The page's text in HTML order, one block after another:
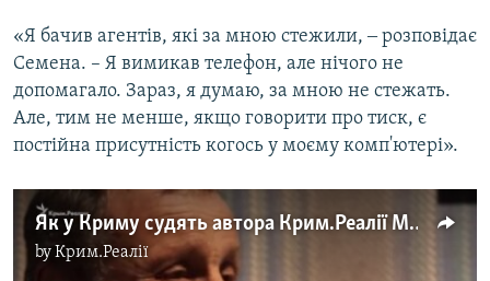
«Я бачив агентів, які за мною стежили, ‒ розповідає
Семена. – Я вимикав телефон, але нічого не
допомагало. Зараз, я думаю, за мною не стежать.
Але, тим не менше, якщо говорити про тиск, є
постійна присутність когось у моєму комп'ютері».
Як у Криму судять автора Крим.Реалії Миколу Семену
byКрим.Реалії